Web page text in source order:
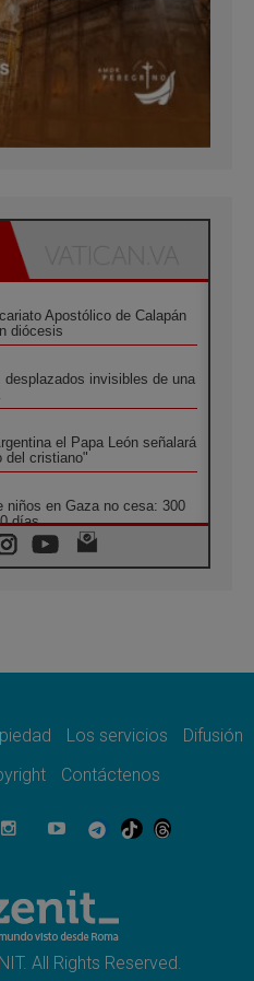
Apostólico de Calapán
diócesis
desplazados invisibles de una
el Papa León señalará
del cristiano"
niños en Gaza no cesa: 300
días
desfigura el mundo, solo la
servicio del Evangelio
voz a las religiosas en el
de empoderamiento
del Viaje Apostólico del
a Francia
Los servicios
Difusión
Contáctenos
All Rights Reserved.